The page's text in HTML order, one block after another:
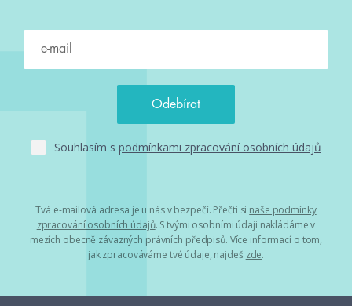
Souhlasím s podmínkami zpracování osobních údajů
Tvá e-mailová adresa je u nás v bezpečí. Přečti si naše podmínky
zpracování osobních údajů. S tvými osobními údaji nakládáme v
mezích obecně závazných právních předpisů. Více informací o tom,
jak zpracováváme tvé údaje, najdeš zde.